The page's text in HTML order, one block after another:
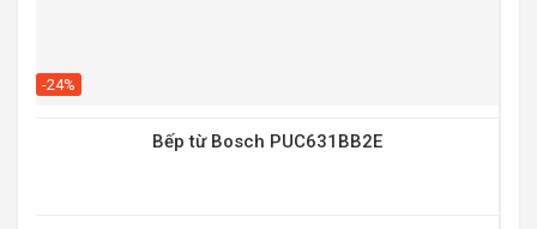
-24%
Bếp từ Bosch PUC631BB2E